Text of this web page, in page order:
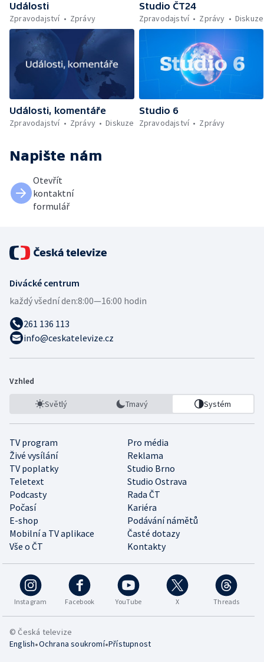
Události
Zpravodajství
Zprávy
Studio ČT24
Zpravodajství
Zprávy Diskuze
Události, komentáře
Zpravodajství
Zprávy Diskuze
Studio 6
Zpravodajství
Zprávy
Napište nám
Otevřít
kontaktní
formulář
Divácké centrum
každý všední den:8:00—16:00 hodin
261 136 113
info@ceskatelevize.cz
Vzhled
Světlý Tmavý Systém
TV program
Pro média
Živé vysílání
Reklama
TV poplatky
Studio Brno
Teletext
Studio Ostrava
Podcasty
Rada ČT
Počasí
Kariéra
E-shop
Podávání námětů
Mobilní a TV aplikace
Časté dotazy
Vše o ČT
Kontakty
Instagram Facebook YouTube X Threads
© Česká televize
English•Ochrana soukromí•Přístupnost